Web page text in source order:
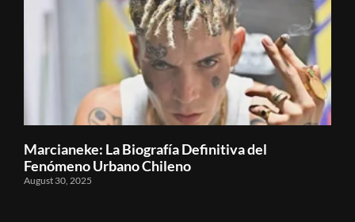
Marcianeke: La Biografía Definitiva del
Fenómeno Urbano Chileno
August 30, 2025